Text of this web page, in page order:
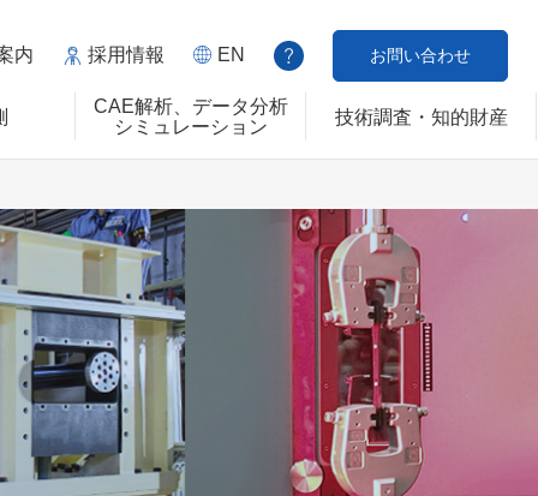
CAE解析、データ分析
シミュレーション
技術調査・知的財産
内 採用情報 EN お問い合わせ